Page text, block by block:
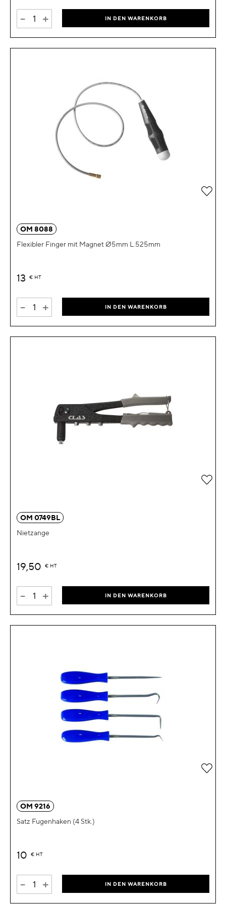
- + IN DEN WARENKORB
OM 8088
Flexibler Finger mit Magnet Ø5mm L.525mm
13 € HT
- + IN DEN WARENKORB
Zur
OM 0749BL
Nietzange
19,50 € HT
- + IN DEN WARENKORB
Zur
OM 9216
Satz Fugenhaken (4 Stk.)
10 € HT
- + IN DEN WARENKORB
Zur